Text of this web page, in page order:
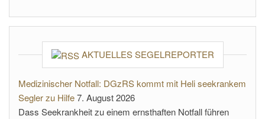
AKTUELLES SEGELREPORTER
Medizinischer Notfall: DGzRS kommt mit Heli seekrankem
Segler zu Hilfe7. August 2026
Dass Seekrankheit zu einem ernsthaften Notfall führen